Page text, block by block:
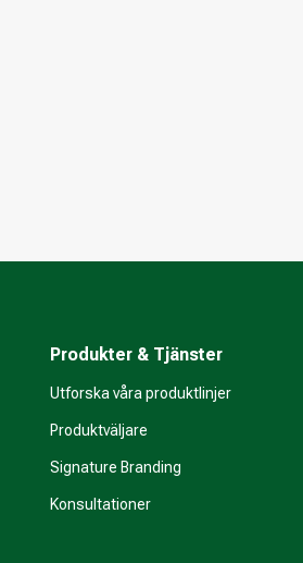
Produkter & Tjänster
Utforska våra produktlinjer
Produktväljare
Signature Branding
Konsultationer